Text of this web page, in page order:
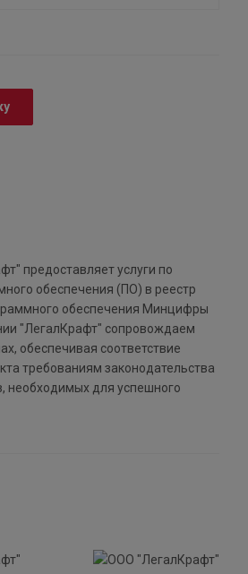
предоставляет услуги по
обеспечения (ПО) в реестр
обеспечения Минцифры
"ЛегалКрафт" сопровождаем
обеспечивая соответствие
требованиям законодательства
необходимых для успешного